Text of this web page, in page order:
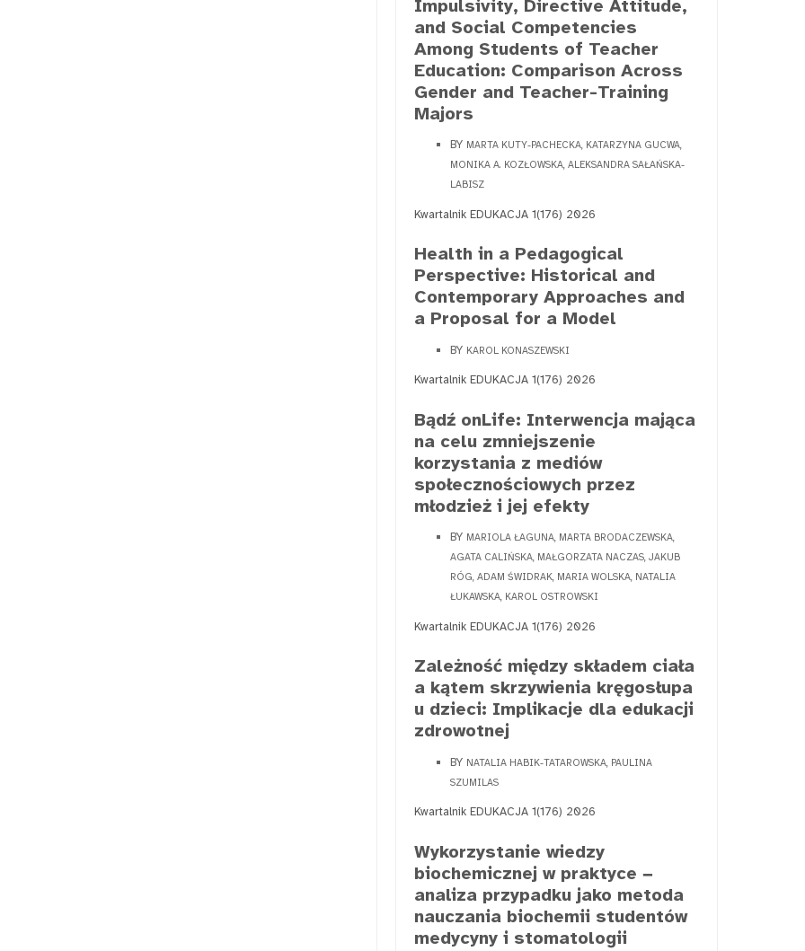
Impulsivity, Directive Attitude,
and Social Competencies
Among Students of Teacher
Education: Comparison Across
Gender and Teacher-Training
Majors
BY MARTA KUTY-PACHECKA, KATARZYNA GUCWA,
MONIKA A. KOZŁOWSKA, ALEKSANDRA SAŁAŃSKA-
LABISZ
Kwartalnik EDUKACJA 1(176) 2026
Health in a Pedagogical
Perspective: Historical and
Contemporary Approaches and
a Proposal for a Model
BY KAROL KONASZEWSKI
Kwartalnik EDUKACJA 1(176) 2026
Bądź onLife: Interwencja mająca
na celu zmniejszenie
korzystania z mediów
społecznościowych przez
młodzież i jej efekty
BY MARIOLA ŁAGUNA, MARTA BRODACZEWSKA,
AGATA CALIŃSKA, MAŁGORZATA NACZAS, JAKUB
RÓG, ADAM ŚWIDRAK, MARIA WOLSKA, NATALIA
ŁUKAWSKA, KAROL OSTROWSKI
Kwartalnik EDUKACJA 1(176) 2026
Zależność między składem ciała
a kątem skrzywienia kręgosłupa
u dzieci: Implikacje dla edukacji
zdrowotnej
BY NATALIA HABIK-TATAROWSKA, PAULINA
SZUMILAS
Kwartalnik EDUKACJA 1(176) 2026
Wykorzystanie wiedzy
biochemicznej w praktyce −
analiza przypadku jako metoda
nauczania biochemii studentów
medycyny i stomatologii